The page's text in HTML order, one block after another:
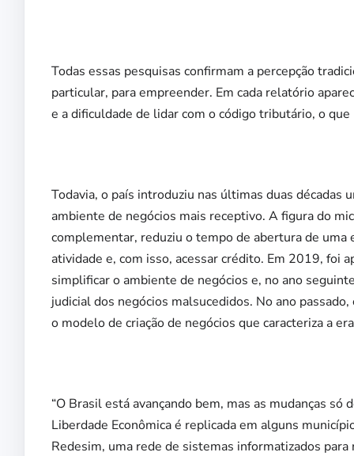
Todas essas pesquisas confirmam a percepção
particular, para empreender. Em cada relatório
e a dificuldade de lidar com o código tributário, o
Todavia, o país introduziu nas últimas duas
ambiente de negócios mais receptivo. A figura do
complementar, reduziu o tempo de abertura de
atividade e, com isso, acessar crédito. Em 2019, foi
simplificar o ambiente de negócios e, no ano
judicial dos negócios malsucedidos. No ano
o modelo de criação de negócios que caracteriza a
“O Brasil está avançando bem, mas as mudanças
Liberdade Econômica é replicada em alguns
Redesim, uma rede de sistemas informatizados